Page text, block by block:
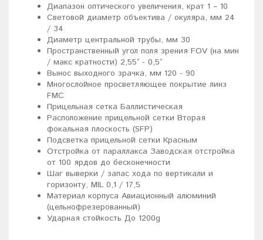
Диапазон оптического увеличения, крат 1 – 10
Световой диаметр объектива / окуляра, мм 24
/ 34
Диаметр центральной трубы, мм 30
Пространственный угол поля зрения FOV (на мин
/ макс кратности) 2,55° - 0,5°
Вынос выходного зрачка, мм 120 - 90
Многослойное просветляющее покрытие линз
FMC
Прицельная сетка Баллистическая
Расположение прицельной сетки Вторая
фокальная плоскость (SFP)
Подсветка прицельной сетки Красным
Отстройка от параллакса Заводская отстройка
от 100 ярдов до бесконечности
Шаг выверки / запас хода по вертикали и
горизонту, MIL 0,1 / 17,5
Материал корпуса Авиационный алюминий
(цельнофрезерованный)
Ударная стойкость До 1200g